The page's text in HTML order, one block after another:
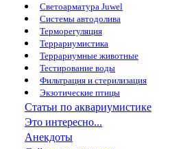
Светоарматура Juwel
Системы автодолива
Терморегуляция
Террариумистика
Террариумные животные
Тестирование воды
Фильтрация и стерилизация
Экзотические птицы
Статьи по аквариумистике
Это интересно...
Анекдоты